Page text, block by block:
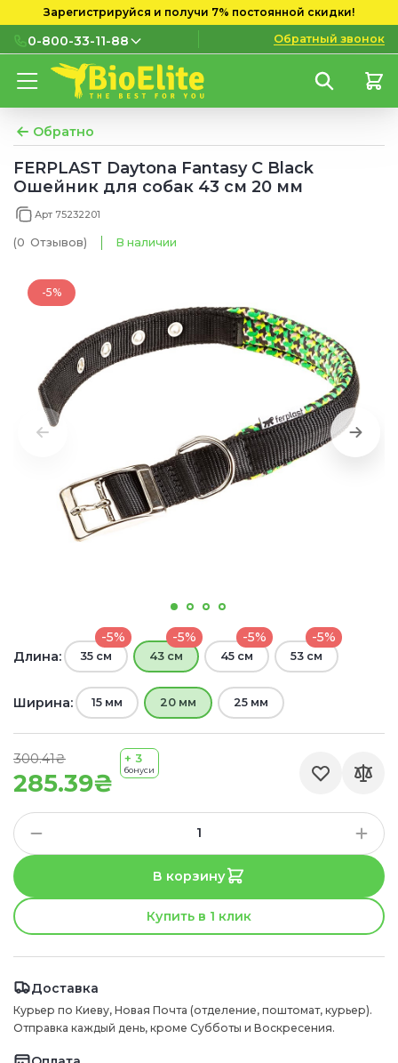
Зарегистрируйся и получи 7% постоянной скидки!
0-800-33-11-88
0-800-33-11-88
мобильных номеров
(097) 133 11 88
(095) 133 11 88
Обратный звонок
Обратно
FERPLAST Daytona Fantasy C Black
Ошейник для собак 43 см 20 мм
Арт 75232201
(0 Отзывов) В наличии
-5%
285.39₴
300.41₴ + 3
бонуси
Длина:
-5%
35 см
-5%
43 см
-5%
45 см
-5%
53 см
Ширина: 15 мм 20 мм 25 мм
В корзину
Купить в 1 клик
Доставка
Курьер по Киеву, Новая Почта (отделение, поштомат, курьер).
Отправка каждый день, кроме Субботы и Воскресения.